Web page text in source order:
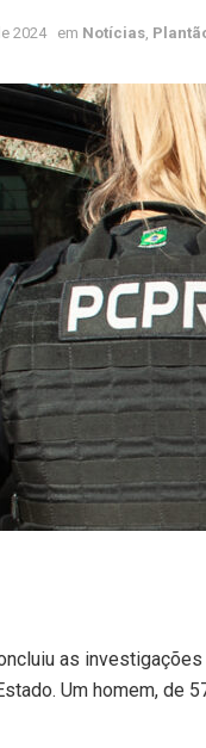
2024 em Notícias
as
Um homem, de